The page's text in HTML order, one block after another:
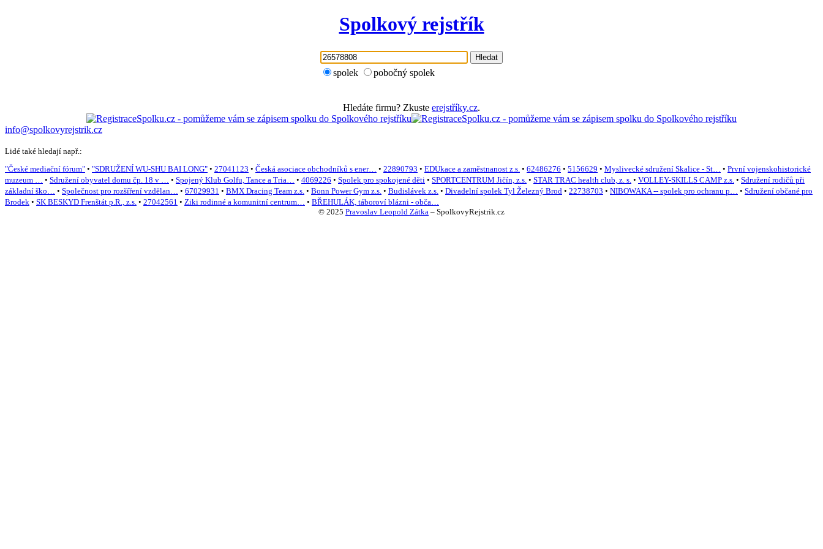
Spolkový rejstřík
Hledat
spolek pobočný spolek
Hledáte firmu? Zkuste erejstříky.cz.
info@spolkovyrejstrik.cz
Lidé také hledají např.:
"České mediační fórum" • "SDRUŽENÍ WU-SHU BAI LONG" • 27041123 • Česká asociace obchodníků s ener… • 22890793 • EDUkace a zaměstnanost z.s. • 62486276 • 5156629 • Myslivecké sdružení Skalice - St… • První vojenskohistorické
muzeum … • Sdružení obyvatel domu čp. 18 v … • Spojený Klub Golfu, Tance a Tria… • 4069226 • Spolek pro spokojené děti • SPORTCENTRUM Jičín, z.s. • STAR TRAC health club, z. s. • VOLLEY-SKILLS CAMP z.s. • Sdružení rodičů při
základní ško… • Společnost pro rozšíření vzdělan… • 67029931 • BMX Dracing Team z.s. • Bonn Power Gym z.s. • Budislávek z.s. • Divadelní spolek Tyl Železný Brod • 22738703 • NIBOWAKA -- spolek pro ochranu p… • Sdružení občané pro
Brodek • SK BESKYD Frenštát p.R., z.s. • 27042561 • Ziki rodinné a komunitní centrum… • BŘEHULÁK, táboroví blázni - obča…
© 2025 Pravoslav Leopold Zátka – SpolkovyRejstrik.cz